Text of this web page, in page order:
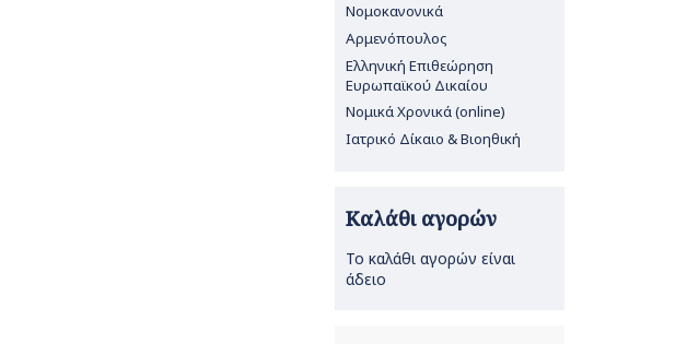
Νομοκανονικά
Αρμενόπουλος
Ελληνική Επιθεώρηση
Ευρωπαϊκού Δικαίου
Νομικά Χρονικά (online)
Ιατρικό Δίκαιο & Βιοηθική
Καλάθι αγορών
Το καλάθι αγορών είναι
άδειο